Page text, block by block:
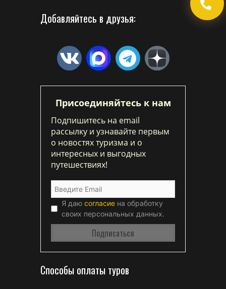
Добавляйтесь в друзья:
Присоединяйтесь к нам
Подпишитесь на email
рассылку и узнавайте первым
о новостях туризма и о
интересных и выгодных
путешествиях!
Я даю согласие на обработку
своих персональных данных.
Способы оплаты туров